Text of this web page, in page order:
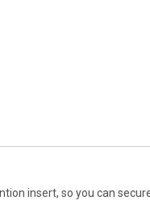
insert, so you can